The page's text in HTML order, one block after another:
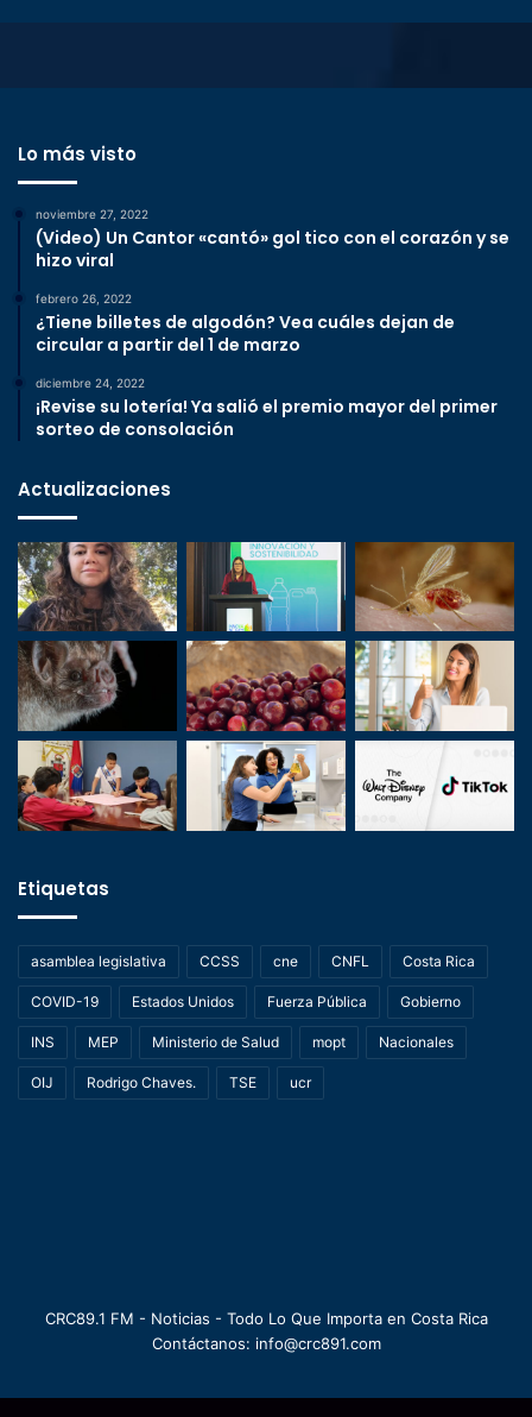
Lo más visto
noviembre 27, 2022
(Video) Un Cantor «cantó» gol tico con el corazón y se
hizo viral
febrero 26, 2022
¿Tiene billetes de algodón? Vea cuáles dejan de
circular a partir del 1 de marzo
diciembre 24, 2022
¡Revise su lotería! Ya salió el premio mayor del primer
sorteo de consolación
Actualizaciones
Etiquetas
asamblea legislativa CCSS cne CNFL Costa Rica
COVID-19 Estados Unidos Fuerza Pública Gobierno
INS MEP Ministerio de Salud mopt Nacionales
OIJ Rodrigo Chaves. TSE ucr
CRC89.1 FM - Noticias - Todo Lo Que Importa en Costa Rica
Contáctanos: info@crc891.com